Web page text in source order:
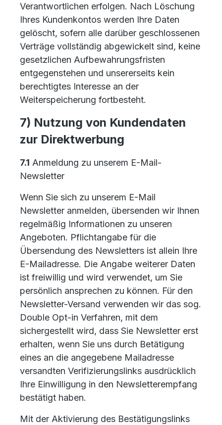
Verantwortlichen erfolgen. Nach Löschung
Ihres Kundenkontos werden Ihre Daten
gelöscht, sofern alle darüber geschlossenen
Verträge vollständig abgewickelt sind, keine
gesetzlichen Aufbewahrungsfristen
entgegenstehen und unsererseits kein
berechtigtes Interesse an der
Weiterspeicherung fortbesteht.
7) Nutzung von Kundendaten
zur Direktwerbung
7.1 Anmeldung zu unserem E-Mail-
Newsletter
Wenn Sie sich zu unserem E-Mail
Newsletter anmelden, übersenden wir Ihnen
regelmäßig Informationen zu unseren
Angeboten. Pflichtangabe für die
Übersendung des Newsletters ist allein Ihre
E-Mailadresse. Die Angabe weiterer Daten
ist freiwillig und wird verwendet, um Sie
persönlich ansprechen zu können. Für den
Newsletter-Versand verwenden wir das sog.
Double Opt-in Verfahren, mit dem
sichergestellt wird, dass Sie Newsletter erst
erhalten, wenn Sie uns durch Betätigung
eines an die angegebene Mailadresse
versandten Verifizierungslinks ausdrücklich
Ihre Einwilligung in den Newsletterempfang
bestätigt haben.
Mit der Aktivierung des Bestätigungslinks